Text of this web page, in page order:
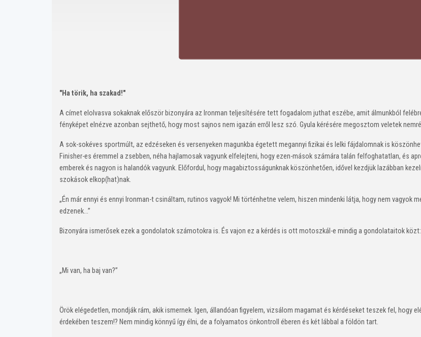
"Ha törik, ha szakad!"
A címet elolvasva sokaknak először bizonyára az Ironman teljesítésére tett fogadalom juthat eszébe, amit álmunkból
fényképet elnézve azonban sejthető, hogy most sajnos nem igazán erről lesz szó. Gyula kérésére megosztom veletek
A sok-sokéves sportmúlt, az edzéseken és versenyeken magunkba égetett megannyi fizikai és lelki fájdalomnak is
Finisher-es éremmel a zsebben, néha hajlamosak vagyunk elfelejteni, hogy ezen-mások számára talán felfoghatatlan, és
emberek és nagyon is halandók vagyunk. Előfordul, hogy magabiztosságunknak köszönhetően, idővel kezdjük lazábban
szokások elkop(hat)nak.
„Én már ennyi és ennyi Ironman-t csináltam, rutinos vagyok! Mi történhetne velem, hiszen mindenki látja, hogy nem vagyok
edzenek…”
Bizonyára ismerősek ezek a gondolatok számotokra is. És vajon ez a kérdés is ott motoszkál-e mindig a gondolataitok közt:
„Mi van, ha baj van?”
Örök elégedetlen, mondják rám, akik ismernek. Igen, állandóan figyelem, vizsálom magamat és kérdéseket teszek fel, hogy
érdekében teszem!? Nem mindig könnyű így élni, de a folyamatos önkontroll éberen és két lábbal a földön tart.